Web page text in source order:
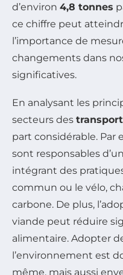
d’environ 4,8 tonnes
ce chiffre peut
l’importance de
changements dans
significatives.
En analysant les
secteurs des
part considérable. Par
sont responsables
intégrant des
commun ou le vélo,
carbone. De plus,
viande peut réduire
alimentaire. Adopter
l’environnement est
même, mais aussi